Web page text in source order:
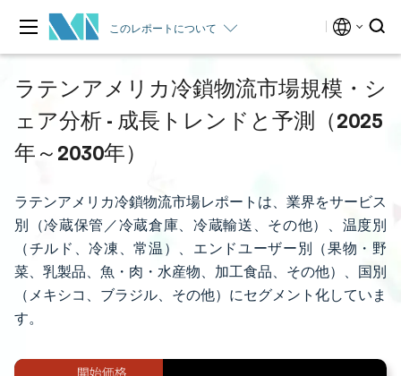
このレポートについて
ラテンアメリカ冷鎖物流市場規模・シ
ェア分析 - 成長トレンドと予測（2025
年～2030年）
ラテンアメリカ冷鎖物流市場レポートは、業界をサービス
別（冷蔵保管／冷蔵倉庫、冷蔵輸送、その他）、温度別
（チルド、冷凍、常温）、エンドユーザー別（果物・野
菜、乳製品、魚・肉・水産物、加工食品、その他）、国別
（メキシコ、ブラジル、その他）にセグメント化していま
す。